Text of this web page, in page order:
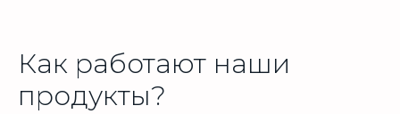
Как работают наши
продукты?